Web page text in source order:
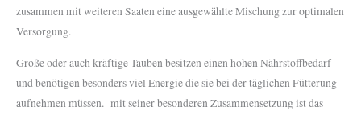
zusammen mit weiteren Saaten eine ausgewählte Mischung zur optimalen
Versorgung.
Große oder auch kräftige Tauben besitzen einen hohen Nährstoffbedarf
und benötigen besonders viel Energie die sie bei der täglichen Fütterung
aufnehmen müssen. mit seiner besonderen Zusammensetzung ist das